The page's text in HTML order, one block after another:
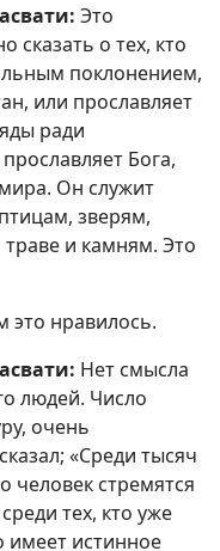
Это
сказать о тех, кто
поклонением,
или прославляет
ради
Бога,
Он служит
зверям,
и камням. Это
это нравилось.
Нет смысла
людей. Число
очень
«Среди тысяч
человек стремятся
тех, кто уже
имеет истинное